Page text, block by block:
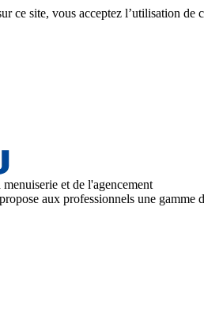
ce site, vous acceptez l’utilisation de
et de l'agencement
aux professionnels une gamme